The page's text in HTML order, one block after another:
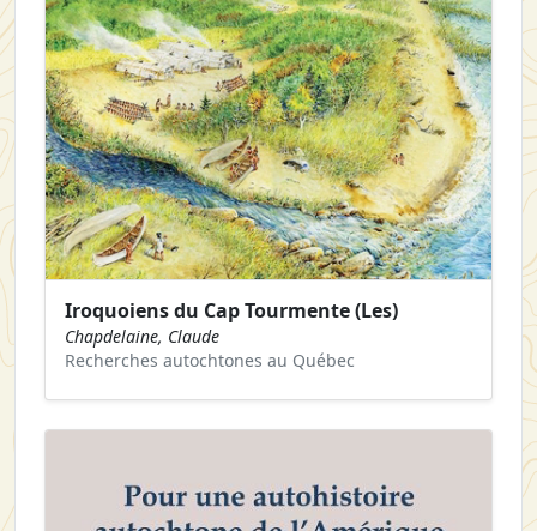
Iroquoiens du Cap Tourmente (Les)
Chapdelaine, Claude
Recherches autochtones au Québec